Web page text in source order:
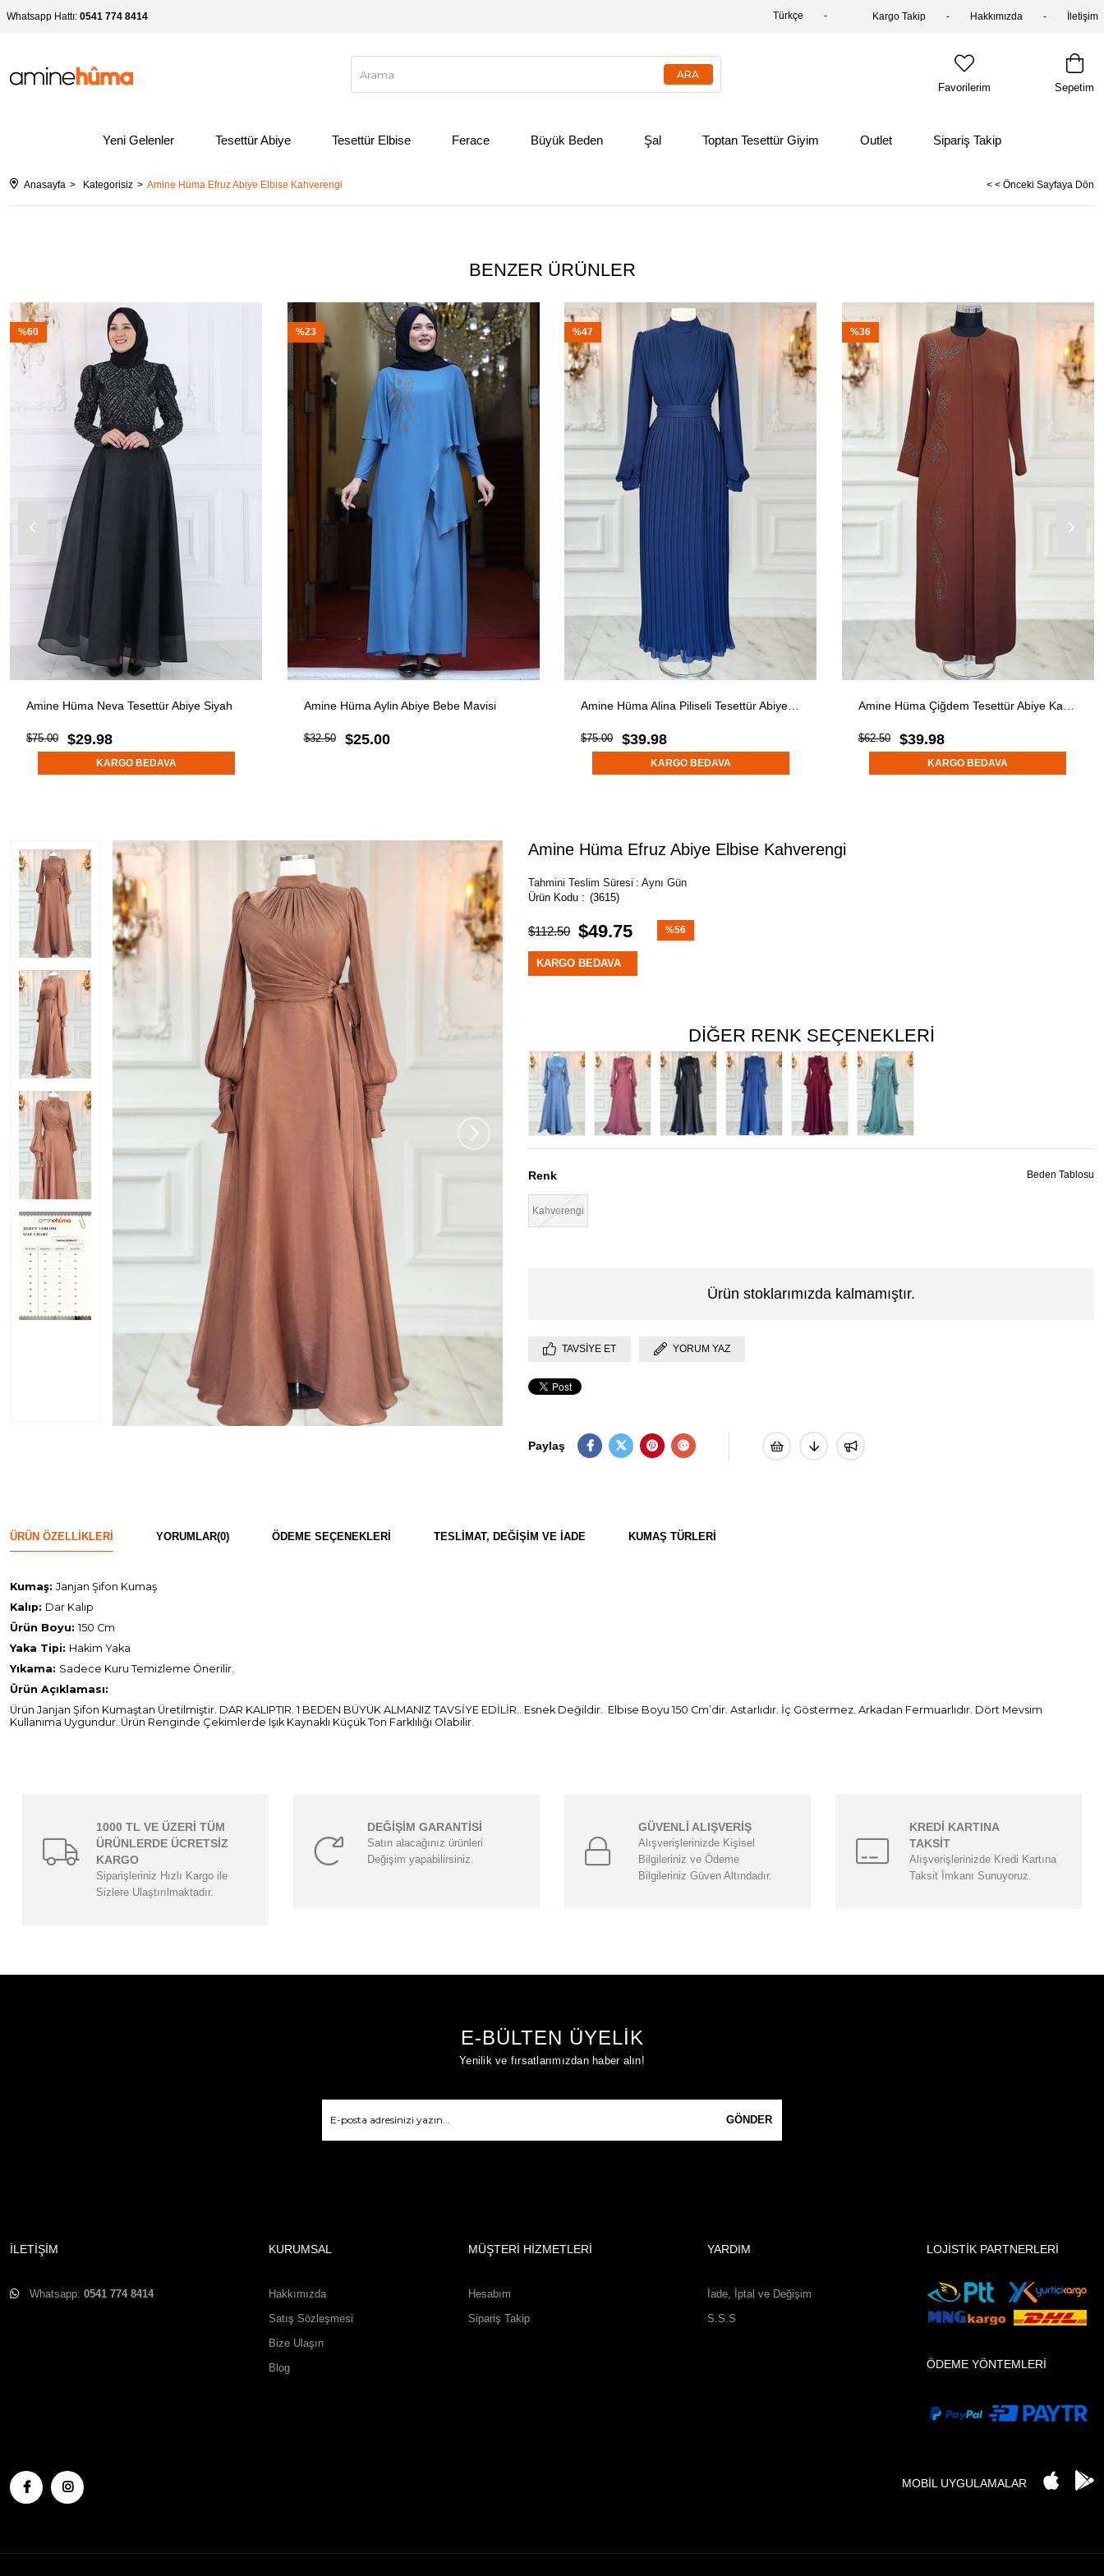
Whatsapp Hattı: 0541 774 8414 Kargo Takip Hakkımızda İletişim
Türkçe
Sepetim
Favorilerim
Yeni Gelenler Tesettür Abiye Tesettür Elbise Ferace Büyük Beden Şal Toptan Tesettür Giyim Outlet Sipariş Takip
Anasayfa Kategorisiz Amine Hüma Efruz Abiye Elbise Kahverengi < < Önceki Sayfaya Dön
BENZER ÜRÜNLER
Amine Hüma Neva Tesettür Abiye Siyah
$29.98
$75.00
KARGO BEDAVA
%60
Amine Hüma Aylin Abiye Bebe Mavisi
$25.00
$32.50
%23
Amine Hüma Alina Piliseli Tesettür Abiye Lacivert
$39.98
$75.00
KARGO BEDAVA
%47
Amine Hüma Çiğdem Tesettür Abiye Kahverengi
$39.98
$62.50
KARGO BEDAVA
%36
›
Amine Hüma Efruz Abiye Elbise Kahverengi
Tahmini Teslim Süresi : Aynı Gün
(3615)
$112.50 $49.75 %56
KARGO BEDAVA
DIĞER RENK SEÇENEKLERI
Renk
Kahverengi
Beden Tablosu
Ürün stoklarımızda kalmamıştır.
TAVSIYE ET YORUM YAZ
Paylaş
ÜRÜN ÖZELLIKLERI YORUMLAR(0) ÖDEME SEÇENEKLERI TESLIMAT, DEĞIŞIM VE İADE KUMAŞ TÜRLERI
Kumaş: Janjan Şifon Kumaş
Kalıp: Dar Kalıp
Ürün Boyu: 150 Cm
Yaka Tipi: Hakim Yaka
Yıkama: Sadece Kuru Temizleme Önerilir.
Ürün Açıklaması:
Ürün Janjan Şifon Kumaştan Üretilmiştir. DAR KALIPTIR. 1 BEDEN BÜYÜK ALMANIZ TAVSİYE EDİLİR.. Esnek Değildir. Elbise Boyu 150 Cm’dir. Astarlıdır. İç Göstermez. Arkadan Fermuarlıdır. Dört Mevsim
Kullanıma Uygundur. Ürün Renginde Çekimlerde Işık Kaynaklı Küçük Ton Farklılığı Olabilir.
1000 TL VE ÜZERİ TÜM
ÜRÜNLERDE ÜCRETSİZ
KARGO
Siparişleriniz Hızlı Kargo ile
Sizlere Ulaştırılmaktadır.
DEĞİŞİM GARANTİSİ
Satın alacağınız ürünleri
Değişim yapabilirsiniz.
GÜVENLİ ALIŞVERİŞ
Alışverişlerinizde Kişisel
Bilgileriniz ve Ödeme
Bilgileriniz Güven Altındadır.
KREDİ KARTINA
TAKSİT
Alışverişlerinizde Kredi Kartına
Taksit İmkanı Sunuyoruz.
E-BÜLTEN ÜYELİK
Yenilik ve fırsatlarımızdan haber alın!
GÖNDER
İLETİŞİM
Whatsapp: 0541 774 8414
KURUMSAL
Hakkımızda
Satış Sözleşmesi
Bize Ulaşın
Blog
MÜŞTERİ HİZMETLERİ
Hesabım
Sipariş Takip
YARDIM
İade, İptal ve Değişim
S.S.S
LOJİSTİK PARTNERLERİ
ÖDEME YÖNTEMLERİ
MOBİL UYGULAMALAR